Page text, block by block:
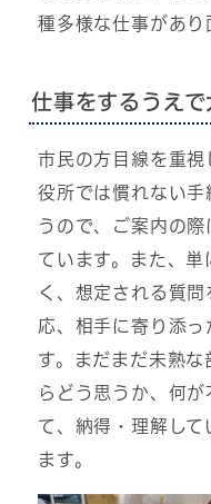
種多様な仕事があり
仕事をするうえで
市民の方目線を重
役所では慣れない
うので、ご案内の際
ています。また、
く、想定される質
応、相手に寄り添
す。まだまだ未熟
らどう思うか、何
て、納得・理解し
ます。